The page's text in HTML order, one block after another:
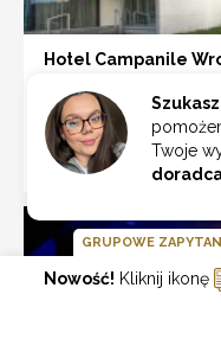
Hotel Campanile
Wrocław
Twoje
GRUPOWE
Nowość! Kliknij ikonę